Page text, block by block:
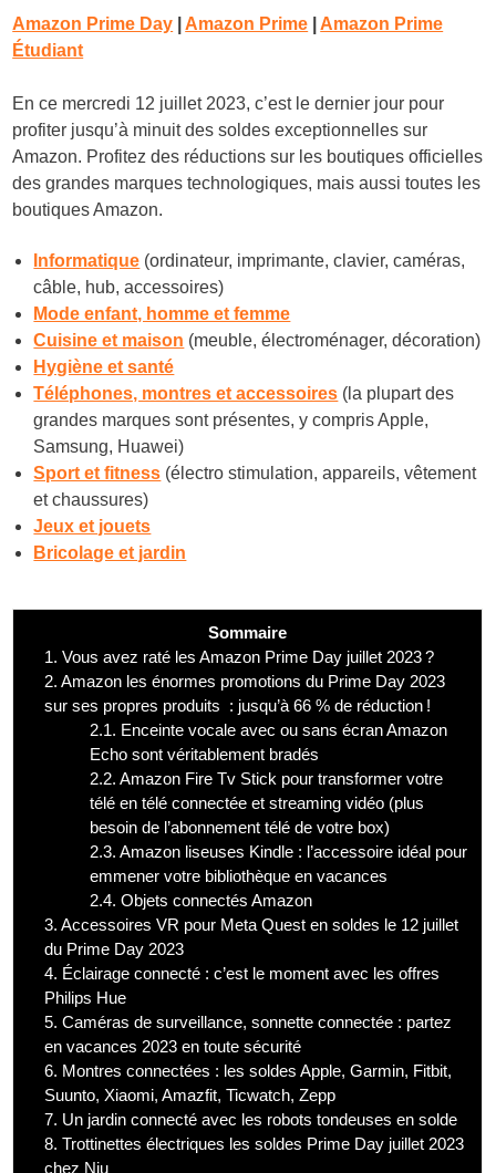
Amazon Prime Day Amazon Prime
Amazon Prime
Étudiant
En ce mercredi 12 juillet 2023, c’est le dernier jour pour
profiter jusqu’à minuit des soldes exceptionnelles sur
Amazon. Profitez des réductions sur les boutiques officielles
des grandes marques technologiques, mais aussi toutes les
boutiques Amazon.
Informatique (ordinateur, imprimante, clavier, caméras,
câble, hub, accessoires)
Mode enfant, homme et femme
Cuisine et maison (meuble, électroménager, décoration)
Hygiène et santé
Téléphones, montres et accessoires (la plupart des
grandes marques sont présentes, y compris Apple,
Samsung, Huawei)
Sport et fitness (électro stimulation, appareils, vêtement
et chaussures)
Jeux et jouets
Bricolage et jardin
Sommaire
1. Vous avez raté les Amazon Prime Day juillet 2023 ?
2. Amazon les énormes promotions du Prime Day 2023
sur ses propres produits : jusqu’à 66 % de réduction !
2.1. Enceinte vocale avec ou sans écran Amazon
Echo sont véritablement bradés
2.2. Amazon Fire Tv Stick pour transformer votre
télé en télé connectée et streaming vidéo (plus
besoin de l’abonnement télé de votre box)
2.3. Amazon liseuses Kindle : l’accessoire idéal pour
emmener votre bibliothèque en vacances
2.4. Objets connectés Amazon
3. Accessoires VR pour Meta Quest en soldes le 12 juillet
du Prime Day 2023
4. Éclairage connecté : c’est le moment avec les offres
Philips Hue
5. Caméras de surveillance, sonnette connectée : partez
en vacances 2023 en toute sécurité
6. Montres connectées : les soldes Apple, Garmin, Fitbit,
Suunto, Xiaomi, Amazfit, Ticwatch, Zepp
7. Un jardin connecté avec les robots tondeuses en solde
8. Trottinettes électriques les soldes Prime Day juillet 2023
chez Niu